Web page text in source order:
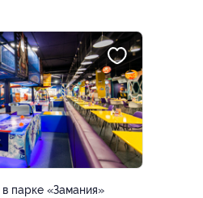
парке «Замания»